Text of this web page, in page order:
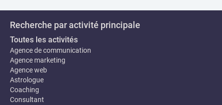
Recherche par activité principale
Toutes les activités
Agence de communication
Agence marketing
Agence web
Astrologue
Coaching
Consultant